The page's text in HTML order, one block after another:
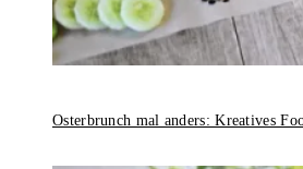
Osterbrunch mal anders: Kreatives